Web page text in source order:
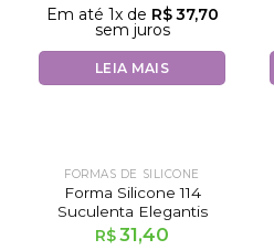
Em até 1x de R$37,70
sem juros
LEIA MAIS
FORMAS DE SILICONE
Forma Silicone 114
Suculenta Elegantis
R$31,40